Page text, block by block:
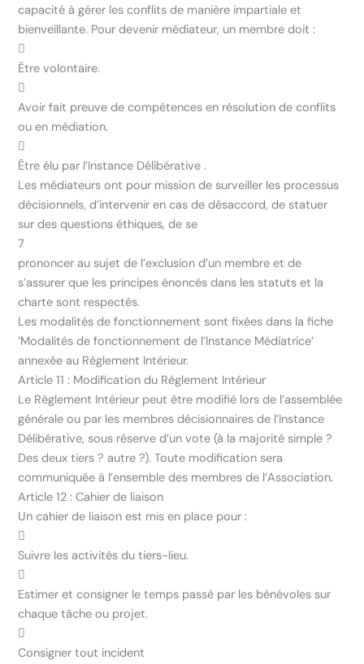
capacité à gérer les conflits de manière impartiale et
bienveillante. Pour devenir médiateur, un membre doit :

Être volontaire.

Avoir fait preuve de compétences en résolution de conflits
ou en médiation.

Être élu par l’Instance Délibérative .
Les médiateurs ont pour mission de surveiller les processus
décisionnels, d’intervenir en cas de désaccord, de statuer
sur des questions éthiques, de se
7
prononcer au sujet de l’exclusion d’un membre et de
s’assurer que les principes énoncés dans les statuts et la
charte sont respectés.
Les modalités de fonctionnement sont fixées dans la fiche
‘Modalités de fonctionnement de l’Instance Médiatrice’
annexée au Règlement Intérieur.
Article 11 : Modification du Règlement Intérieur
Le Règlement Intérieur peut être modifié lors de l’assemblée
générale ou par les membres décisionnaires de l’Instance
Délibérative, sous réserve d’un vote (à la majorité simple ?
Des deux tiers ? autre ?). Toute modification sera
communiquée à l’ensemble des membres de l’Association.
Article 12 : Cahier de liaison
Un cahier de liaison est mis en place pour :

Suivre les activités du tiers-lieu.

Estimer et consigner le temps passé par les bénévoles sur
chaque tâche ou projet.

Consigner tout incident